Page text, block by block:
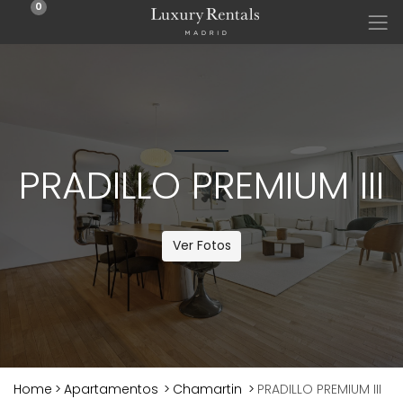
0
PRADILLO PREMIUM III
Ver Fotos
Home > Apartamentos > Chamartin > PRADILLO PREMIUM III